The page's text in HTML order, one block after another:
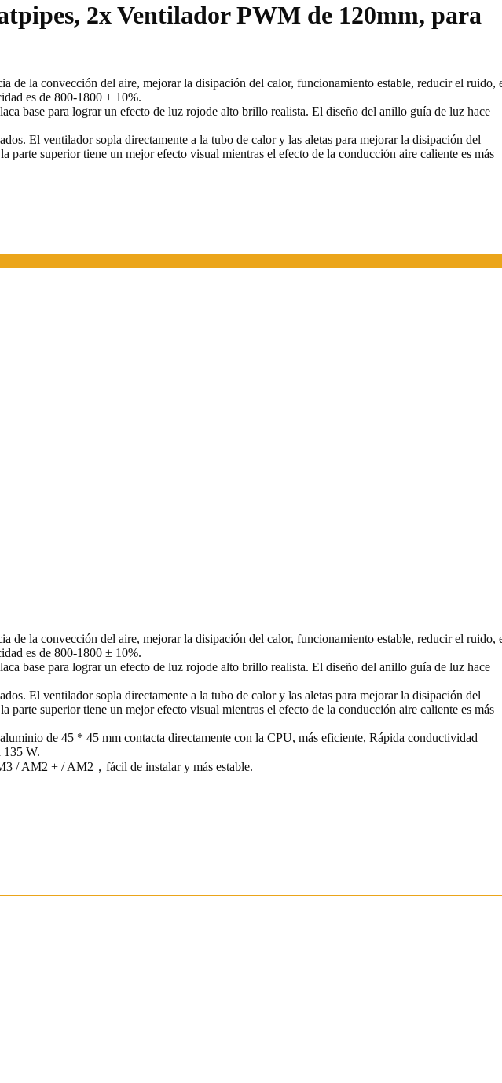
2x Ventilador PWM de 120mm, para
la convección del aire, mejorar la disipación del calor, funcionamiento estable, reducir el ruido,
es de 800-1800 ± 10%.
base para lograr un efecto de luz rojode alto brillo realista. El diseño del anillo guía de luz hace
El ventilador sopla directamente a la tubo de calor y las aletas para mejorar la disipación del
superior tiene un mejor efecto visual mientras el efecto de la conducción aire caliente es más
la convección del aire, mejorar la disipación del calor, funcionamiento estable, reducir el ruido,
es de 800-1800 ± 10%.
base para lograr un efecto de luz rojode alto brillo realista. El diseño del anillo guía de luz hace
El ventilador sopla directamente a la tubo de calor y las aletas para mejorar la disipación del
superior tiene un mejor efecto visual mientras el efecto de la conducción aire caliente es más
de 45 * 45 mm contacta directamente con la CPU, más eficiente, Rápida conductividad
135 W.
/ AM2 + / AM2，fácil de instalar y más estable.